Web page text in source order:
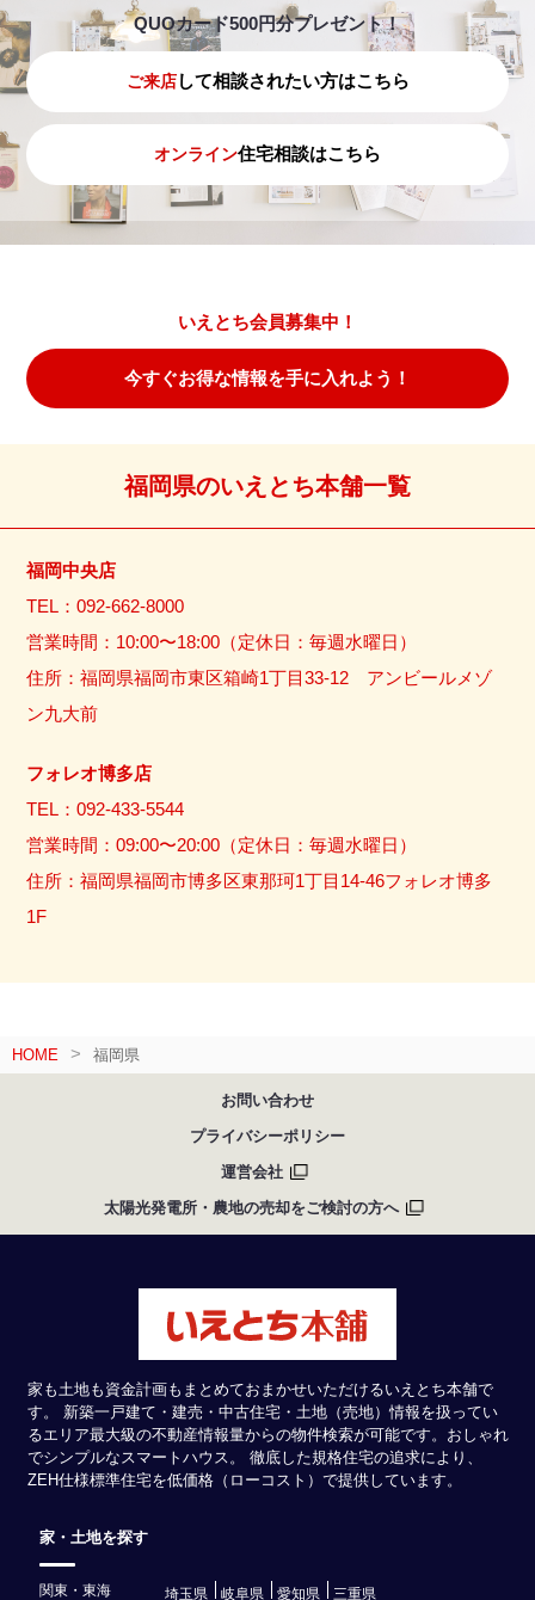
QUOカード500円分プレゼント！
ご来店して相談されたい方はこちら
オンライン住宅相談はこちら
いえとち会員募集中！
今すぐお得な情報を手に入れよう！
福岡県のいえとち本舗一覧
福岡中央店
TEL：092-662-8000
営業時間：10:00〜18:00（定休日：毎週水曜日）
住所：福岡県福岡市東区箱崎1丁目33-12 アンビールメゾ
ン九大前
フォレオ博多店
TEL：092-433-5544
営業時間：09:00〜20:00（定休日：毎週水曜日）
住所：福岡県福岡市博多区東那珂1丁目14-46フォレオ博多
1F
HOME 福岡県
お問い合わせ
プライバシーポリシー
運営会社
太陽光発電所・農地の売却をご検討の方へ
家も土地も資金計画もまとめておまかせいただけるいえとち本舗で
す。 新築一戸建て・建売・中古住宅・土地（売地）情報を扱ってい
るエリア最大級の不動産情報量からの物件検索が可能です。おしゃれ
でシンプルなスマートハウス。 徹底した規格住宅の追求により、
ZEH仕様標準住宅を低価格（ローコスト）で提供しています。
家・土地を探す
関東・東海 埼玉県 岐阜県 愛知県 三重県